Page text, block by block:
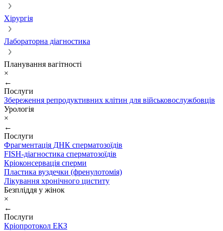
Хірургія
Лабораторна діагностика
Планування вагітності
×
←
Послуги
Збереження репродуктивних клітин для військовослужбовців
Урологія
×
←
Послуги
Фрагментація ДНК сперматозоїдів
FISH-діагностика сперматозоїдів
Кріоконсервація сперми
Пластика вуздечки (френулотомія)
Лікування хронічного циститу
Безпліддя у жінок
×
←
Послуги
Кріопротокол ЕКЗ